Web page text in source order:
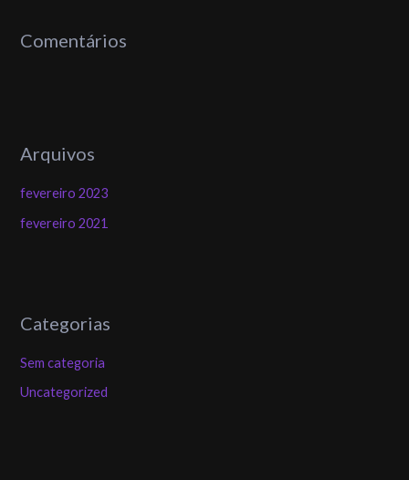
Comentários
Arquivos
fevereiro 2023
fevereiro 2021
Categorias
Sem categoria
Uncategorized